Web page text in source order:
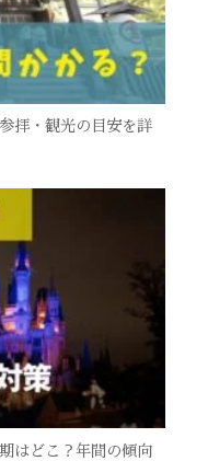
拝・観光の目安を詳
はどこ？年間の傾向